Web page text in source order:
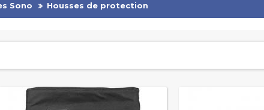
Sono Housses de protection